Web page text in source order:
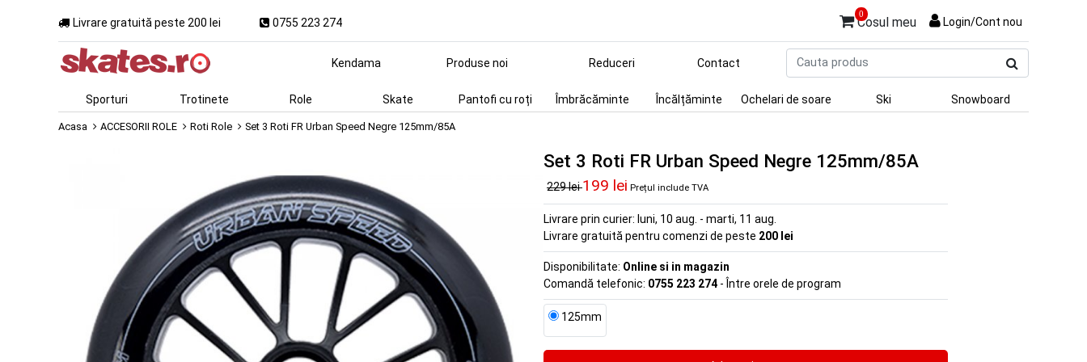
Livrare gratuită peste 200 lei 0755 223 274
0
Cosul meu Login/Cont nou
produs
Kendama Produse noi Reduceri Contact
Sporturi Trotinete Role Skate Pantofi cu roți Îmbrăcăminte Încălțăminte Ochelari de soare Ski Snowboard
Acasa ACCESORII ROLE Roti Role Set 3 Roti FR Urban Speed Negre 125mm/85A
Set 3 Roti FR Urban Speed Negre 125mm/85A
229 lei199 lei Prețul include TVA
Livrare prin curier: luni, 10 aug. - marti, 11 aug.
Livrare gratuită pentru comenzi de peste 200 lei
Disponibilitate: Online si in magazin
Comandă telefonic: 0755 223 274 - Între orele de program
125mm